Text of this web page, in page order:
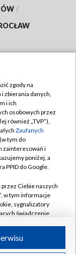
/
zgody na
zbierania danych,
i ich
osobowych przez
również „TVP”),
Zaufanych
tym do
zainteresowań i
poniżej, a
PPID do Google.
Ciebie naszych
w tym informacje
sygnalizatory
świadczenie